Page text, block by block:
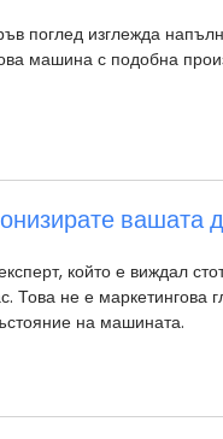
поглед изглежда
машина с подобна
вашата
който е виждал
Това не е маркетингова
на машината.